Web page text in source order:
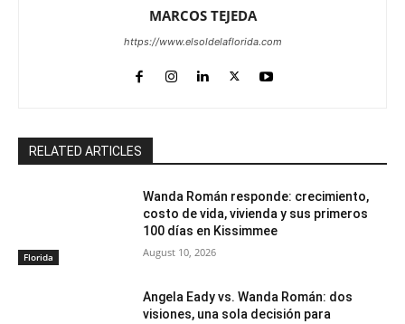
MARCOS TEJEDA
https://www.elsoldelaflorida.com
RELATED ARTICLES
Florida
Wanda Román responde: crecimiento,
costo de vida, vivienda y sus primeros
100 días en Kissimmee
August 10, 2026
Angela Eady vs. Wanda Román: dos
visiones, una sola decisión para